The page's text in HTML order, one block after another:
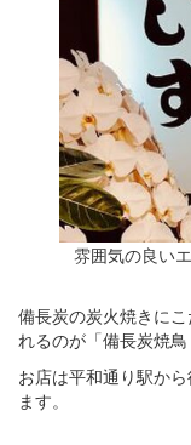
雰囲気の良い
備長炭の炭火焼きに
れるのが「備長炭焼鳥
お店は平和通り駅か
ます。